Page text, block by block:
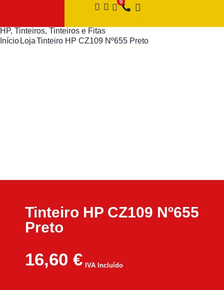
HP, Tinteiros, Tinteiros e Fitas
Início LojaTinteiro HP CZ109 Nº655 Preto
Tinteiro HP CZ109 Nº655
Preto
16,60 € IVA Incluído